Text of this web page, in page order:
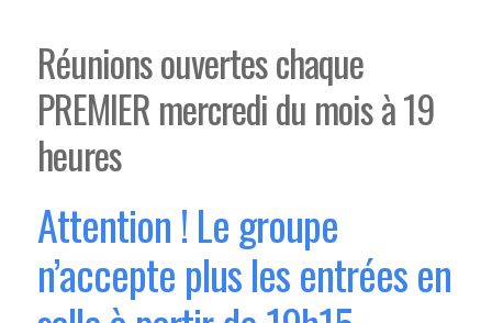
Réunions ouvertes chaque
PREMIER mercredi du mois à 19
heures
Attention ! Le groupe
n’accepte plus les entrées en